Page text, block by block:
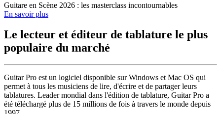
Guitare en Scène 2026 : les masterclass incontournables
En savoir plus
Le lecteur et éditeur de tablature le plus
populaire du marché
Guitar Pro est un logiciel disponible sur Windows et Mac OS qui
permet à tous les musiciens de lire, d'écrire et de partager leurs
tablatures. Leader mondial dans l'édition de tablature, Guitar Pro a
été téléchargé plus de 15 millions de fois à travers le monde depuis